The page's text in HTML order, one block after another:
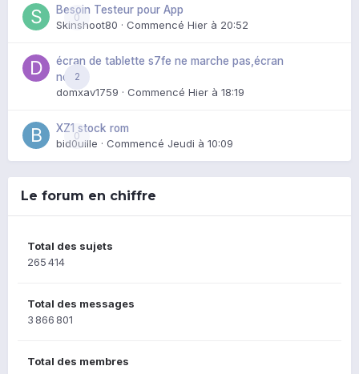
0
Besoin Testeur pour App
Skinshoot80 · Commencé Hier à 20:52
2
écran de tablette s7fe ne marche pas,écran
noir
domxav1759 · Commencé Hier à 18:19
0
XZ1 stock rom
bid0uille · Commencé Jeudi à 10:09
Le forum en chiffre
Total des sujets
265 414
Total des messages
3 866 801
Total des membres